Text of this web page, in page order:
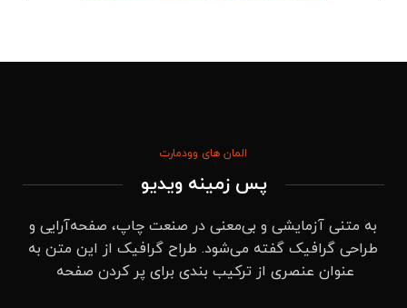
المان های وودمارت
پس زمینه ویدیو
به متنی آزمایشی و بی‌معنی در صنعت چاپ، صفحه‌آرایی و
طراحی گرافیک گفته می‌شود. طراح گرافیک از این متن به
عنوان عنصری از ترکیب بندی برای پر کردن صفحه